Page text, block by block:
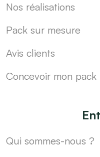
Nos réalisations
Pack sur mesure
Avis clients
Concevoir mon pack
Qui sommes-nous ?